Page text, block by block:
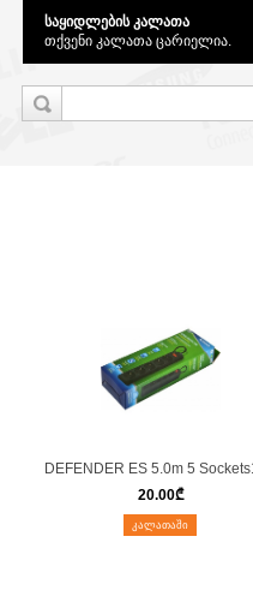
საყიდლების კალათა
თქვენი კალათა ცარიელია.
DEFENDER ES 5.0m 5
20.00₾
ᲙᲐᲚᲐᲗᲐᲨᲘ